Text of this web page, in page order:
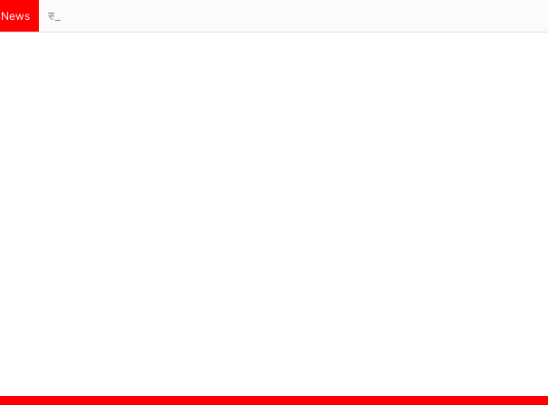
सावित्रीपुर स्कूल में मारवाड़ी युवा मंच सांकरा का ‘शिक्षा साथी अभियान’: क्विज और पौधारोपण से बच्चों में बढ़ा उत्साह